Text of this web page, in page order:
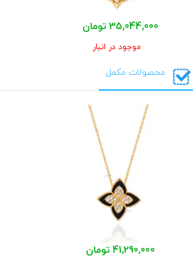
35,044,000 تومان
موجود در انبار
محصولات مکمل
41,290,000 تومان